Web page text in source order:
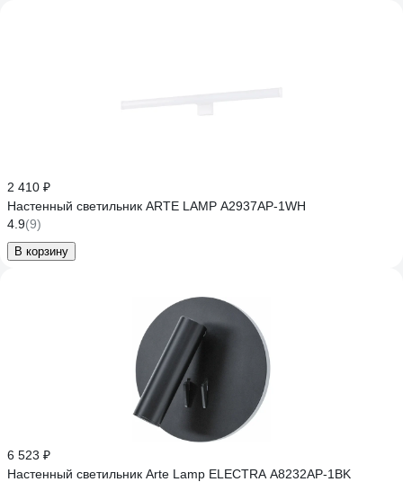
2 410 ₽
Настенный светильник ARTE LAMP A2937AP-1WH
4.9(9)
В корзину
6 523 ₽
Настенный светильник Arte Lamp ELECTRA A8232AP-1BK